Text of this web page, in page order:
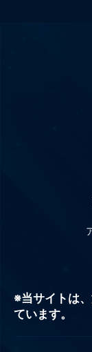
※当サイトは
ています。